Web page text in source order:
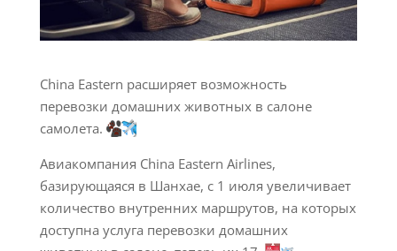
China Eastern расширяет возможность
перевозки домашних животных в салоне
самолета.
Авиакомпания China Eastern Airlines,
базирующаяся в Шанхае, с 1 июля увеличивает
количество внутренних маршрутов, на которых
доступна услуга перевозки домашних